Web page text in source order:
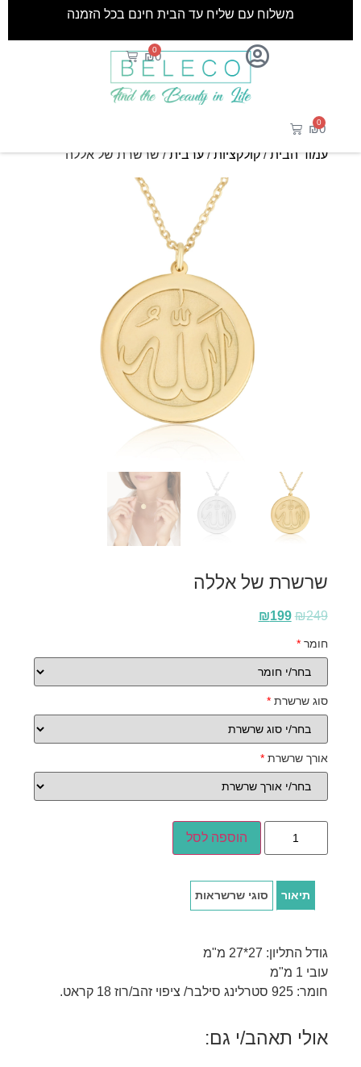
₪0
0
משלוח עם שליח עד הבית חינם בכל הזמנה
₪0
0
עמוד הבית/קולקציות/ערבית/ שרשרת של אללה
שרשרת של אללה
₪249
₪199
חומר*
סוג שרשרת*
אורך שרשרת*
הוספה לסל
תיאור סוגי שרשראות
גודל התליון: 27*27 מ"מ
עובי 1 מ"מ
חומר: 925 סטרלינג סילבר/ ציפוי זהב/רוז 18 קראט.
אולי תאהב/י גם: